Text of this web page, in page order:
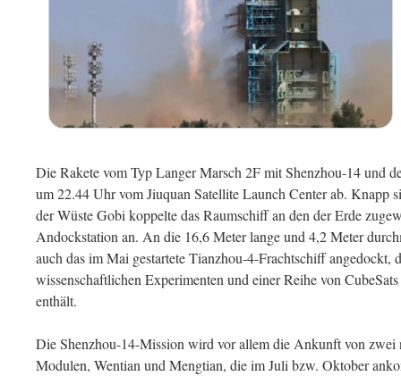
Die Rakete vom Typ Langer Marsch 2F mit Shenzhou-14 und
um 22.44 Uhr vom Jiuquan Satellite Launch Center ab. Knapp
der Wüste Gobi koppelte das Raumschiff an den der Erde
Andockstation an. An die 16,6 Meter lange und 4,2 Meter
auch das im Mai gestartete Tianzhou-4-Frachtschiff angedockt,
wissenschaftlichen Experimenten und einer Reihe von
enthält.
Die Shenzhou-14-Mission wird vor allem die Ankunft von zwei
Modulen, Wentian und Mengtian, die im Juli bzw. Oktober